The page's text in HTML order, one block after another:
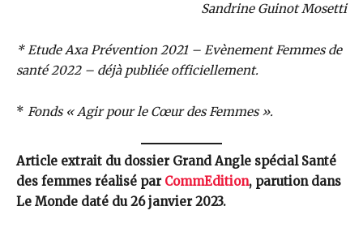
Sandrine Guinot Mosetti
* Etude Axa Prévention 2021 – Evènement Femmes de
santé 2022 – déjà publiée officiellement.
* Fonds « Agir pour le Cœur des Femmes ».
Article extrait du dossier Grand Angle spécial Santé
des femmes réalisé par CommEdition, parution dans
Le Monde daté du 26 janvier 2023.